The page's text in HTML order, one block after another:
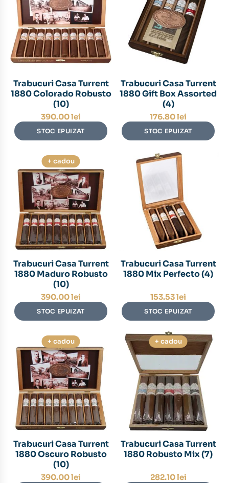
Trabucuri Casa Turrent
1880 Colorado Robusto
(10)
390.00lei
STOC EPUIZAT
Trabucuri Casa Turrent
1880 Gift Box Assorted
(4)
176.80lei
STOC EPUIZAT
+ cadou
Trabucuri Casa Turrent
1880 Maduro Robusto
(10)
390.00lei
STOC EPUIZAT
Trabucuri Casa Turrent
1880 Mix Perfecto (4)
153.53lei
STOC EPUIZAT
+ cadou
Trabucuri Casa Turrent
1880 Oscuro Robusto
(10)
390.00lei
+ cadou
Trabucuri Casa Turrent
1880 Robusto Mix (7)
282.10lei